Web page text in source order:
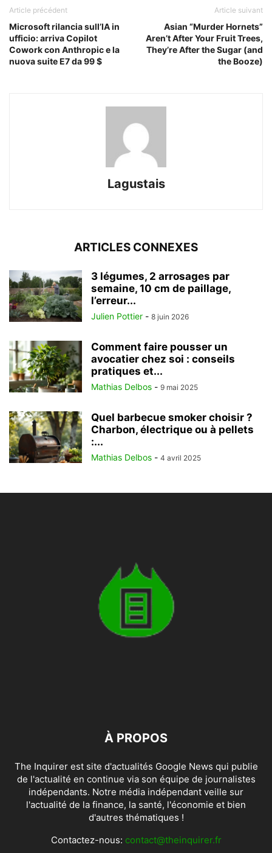
Article précédent
Microsoft rilancia sull’IA in
ufficio: arriva Copilot
Cowork con Anthropic e la
nuova suite E7 da 99 $
Article suivant
Asian “Murder Hornets”
Aren’t After Your Fruit Trees,
They’re After the Sugar (and
the Booze)
Lagustais
ARTICLES CONNEXES
3 légumes, 2 arrosages par
semaine, 10 cm de paillage,
l’erreur...
Julien Pottier - 8 juin 2026
Comment faire pousser un
avocatier chez soi : conseils
pratiques et...
Mathias Delbos - 9 mai 2025
Quel barbecue smoker choisir ?
Charbon, électrique ou à pellets
:...
Mathias Delbos - 4 avril 2025
À PROPOS
The Inquirer est site d'actualités Google News qui publie
de l'actualité en continue via son équipe de journalistes
indépendants. Notre média indépendant veille sur
l'actualité de la finance, la santé, l'économie et bien
d'autres thématiques !
Contactez-nous: contact@theinquirer.fr